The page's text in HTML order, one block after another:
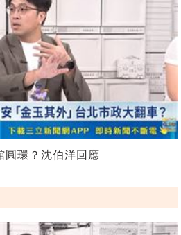
圓環？沈伯洋回應